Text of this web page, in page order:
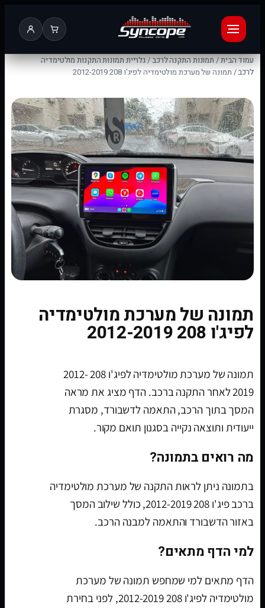
עמוד הבית/תמונות התקנה לרכב/גלריית תמונות התקנות מולטימדיה
לרכב/ תמונה של מערכת מולטימדיה לפיג'ו 208 2012-2019
תמונה של מערכת מולטימדיה
לפיג'ו 208 2012-2019
תמונה של מערכת מולטימדיה לפיג'ו 208 2012-
2019 לאחר התקנה ברכב. הדף מציג את מראה
המסך בתוך הרכב, התאמה לדשבורד, מסגרת
ייעודית ותוצאה נקייה בסגנון תואם מקור.
מה רואים בתמונה?
בתמונה ניתן לראות התקנה של מערכת מולטימדיה
ברכב פיג'ו 208 2012-2019, כולל שילוב המסך
באזור הדשבורד והתאמה למבנה הרכב.
למי הדף מתאים?
הדף מתאים למי שמחפש תמונה של מערכת
מולטימדיה לפיג'ו 208 2012-2019, לפני בחירת